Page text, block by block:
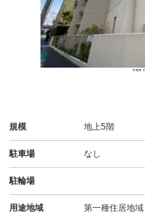
-
規模 地上5階
駐車場 なし
駐輪場
用途地域 第一種住居地域